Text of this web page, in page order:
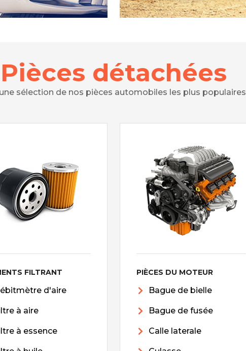
Pièces détachées
sélection de nos pièces automobiles les plus populaires
FILTRANT
d'aire
à aire
à essence
PIÈCES DU MOTEUR
Bague de bielle
Bague de fusée
Calle laterale